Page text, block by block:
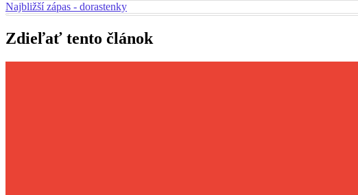
Najbližší zápas - dorastenky
Zdieľať tento článok